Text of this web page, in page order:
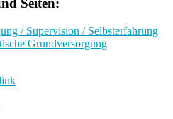
Seiten:
/ Supervision / Selbsterfahrung
Grundversorgung